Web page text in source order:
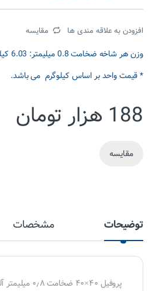
افزودن به علاقه مندی ها مقایسه
وزن هر شاخه ضخامت 0.8 میلیمتر: 6.03 کیلوگرم
* قیمت واحد بر اساس کیلوگرم می باشد.
188 هزار تومان
مقایسه
توضیحات مشخصات
پروفیل ۴۰×۴۰ ضخامت ۰٫۸ میلیمتر آلیاژ ۳۰۴